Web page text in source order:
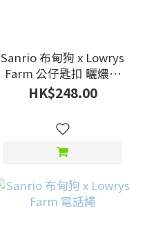
Sanrio 布甸狗 x Lowrys
Farm 公仔匙扣 曬燶啡
色
HK$248.00